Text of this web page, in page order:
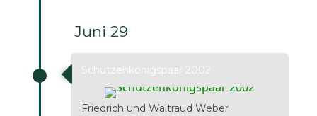
Juni 29
Schützenkönigspaar 2002
Friedrich und Waltraud Weber